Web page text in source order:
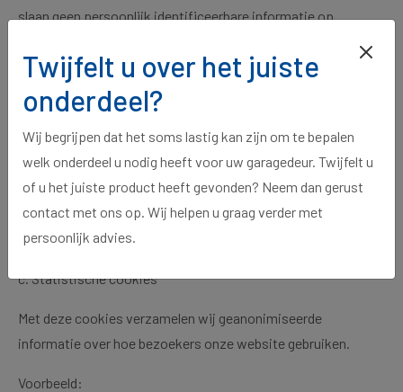
slaan geen persoonlijk identificeerbare informatie op.
Voorbeeld:
Inlogstatus onthouden
Winkelwagentje bewaren
Deze cookies onthouden keuzes die u maakt (zoals
taalinstellingen).
c. Statistische cookies
Met deze cookies verzamelen wij geanonimiseerde
informatie over hoe bezoekers onze website gebruiken.
Voorbeeld:
Twijfelt u over het juiste
onderdeel?
Wij begrijpen dat het soms lastig kan zijn om te bepalen
welk onderdeel u nodig heeft voor uw garagedeur. Twijfelt u
of u het juiste product heeft gevonden? Neem dan gerust
contact met ons op. Wij helpen u graag verder met
persoonlijk advies.